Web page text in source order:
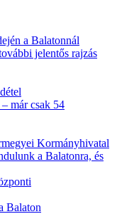
a Balatonnál
jelentős rajzás
már csak 54
Kormányhivatal
a Balatonra, és
Balaton